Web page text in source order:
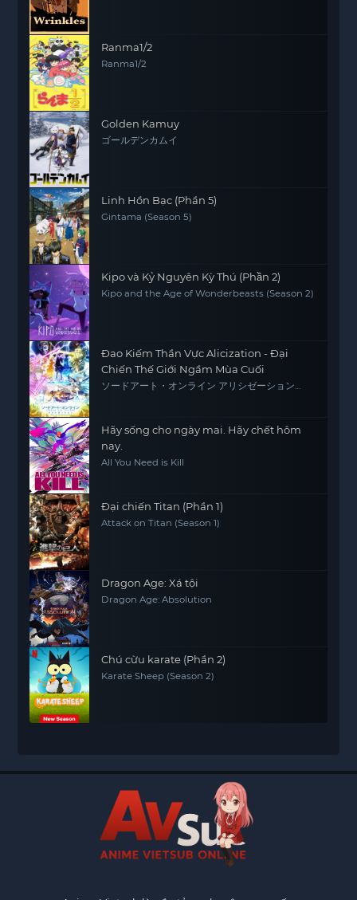
Ranma1/2
Ranma1/2
Golden Kamuy
ゴールデンカムイ
Linh Hồn Bạc (Phần 5)
Gintama (Season 5)
Kipo và Kỷ Nguyên Kỳ Thú (Phần 2)
Kipo and the Age of Wonderbeasts (Season 2)
Đao Kiếm Thần Vực Alicization - Đại
Chiến Thế Giới Ngầm Mùa Cuối
ソードアート・オンライン アリシゼーション
Hãy sống cho ngày mai. Hãy chết hôm
nay.
All You Need is Kill
Đại chiến Titan (Phần 1)
Attack on Titan (Season 1)
Dragon Age: Xá tội
Dragon Age: Absolution
Chú cừu karate (Phần 2)
Karate Sheep (Season 2)